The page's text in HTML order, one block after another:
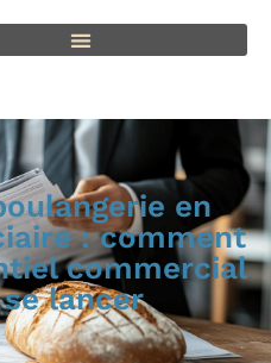
en
: comment
commercial
lancer